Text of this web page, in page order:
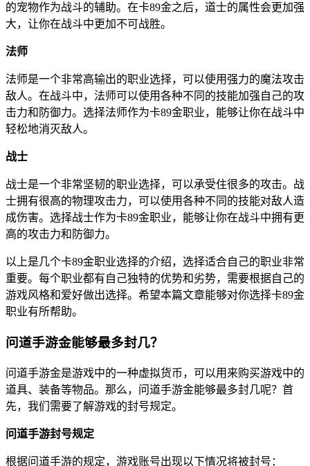
的宠物作为战斗的辅助。在卡89金之后，道士的属性会更加强
大，让你在战斗中更加不可战胜。
法师
法师是一个非常高输出的职业选择，可以使用强力的魔法攻击
敌人。在战斗中，法师可以使用各种不同的技能加强自己的攻
击力和防御力。选择法师作为卡89金职业，能够让你在战斗中
轻松地消灭敌人。
战士
战士是一个非常坚韧的职业选择，可以承受住很多的攻击。战
士拥有很高的物理攻击力，可以使用各种不同的技能对敌人造
成伤害。选择战士作为卡89金职业，能够让你在战斗中拥有更
高的攻击力和防御力。
以上是几个卡89金职业选择的介绍，选择适合自己的职业非常
重要。每个职业都有自己独特的优势和劣势，需要根据自己的
游戏风格和爱好做出选择。希望本篇文章能够对你选择卡89金
职业有所帮助。
问道手游金能够最多封几？
问道手游金是游戏中的一种虚拟货币，可以用来购买游戏中的
道具、装备等物品。那么，问道手游金能够最多封几呢？首
先，我们需要了解游戏的封号规定。
问道手游封号规定
根据问道手游的规定，游戏账号出现以下情况将被封号：